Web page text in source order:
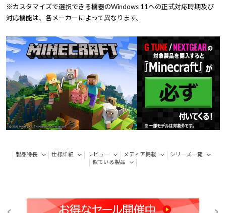
※カスタマイズで選択できる機器のWindows 11への正式対応時期及び
対応機能は、各メーカーによって異なります。
製品特長 仕様詳細 レビュー メディア掲載
シリーズ一覧
似ている製品